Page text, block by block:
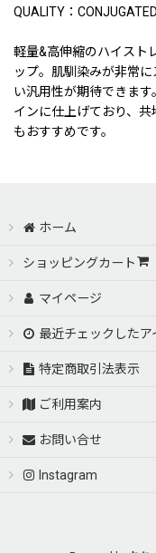
QUALITY：
軽量&高伸縮のハイスト
ップ。肌馴染みが非常
い汎用性が期待できま
インに仕上げており、
もおすすめです。
ホーム
ショッピングカート
マイページ
最近チェックしたア
特定商取引法表示
ご利用案内
お問い合せ
Instagram